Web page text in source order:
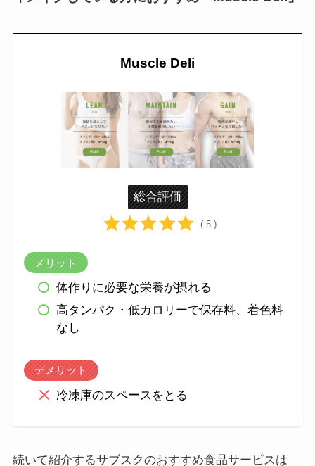
Muscle Deli
総合評価
( 5 )
メリット
体作りに必要な栄養が摂れる
高タンパク・低カロリーで保存料、着色料
なし
デメリット
冷凍庫のスペースをとる
続いて紹介するサブスクのおすすめ食品サービスは